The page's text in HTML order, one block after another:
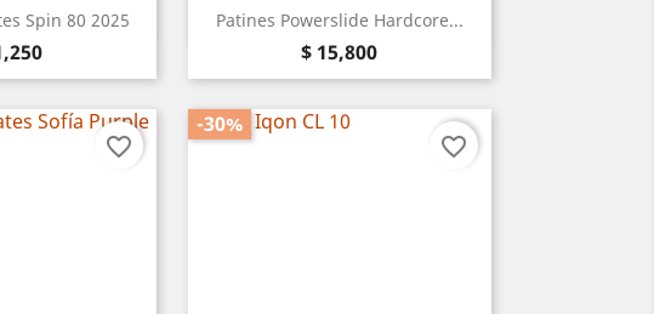
Spin 80 2025
rápida
Negro
Patines Powerslide Hardcore...
Precio
$ 15,800
Vista rápida
BlancoNegro
favorite_border
-30%
favorite_border